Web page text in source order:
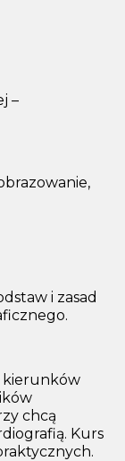
–
i zasad
kierunków
chcą
Kurs